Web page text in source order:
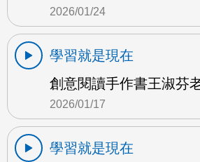
2026/01/24
學習就是現在
創意閱讀手作書王淑芬
2026/01/17
學習就是現在